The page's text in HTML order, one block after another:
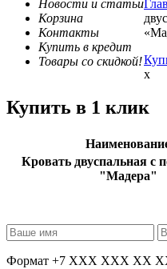
Новости и статьи
Корзина
Контакты
Купить в кредит
Товары со скидкой!
x
Купить в 1 клик
Кровать двуспальная с
"Мадера"
Формат +7 XXX XXX XX